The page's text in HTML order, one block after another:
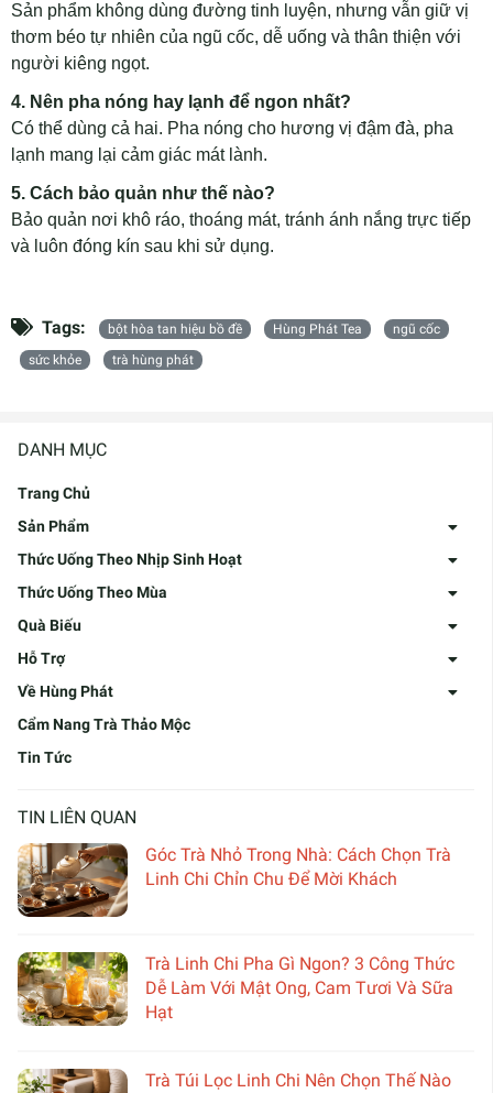
DANH MỤC
Trang Chủ
Sản Phẩm
Thức Uống Theo Nhịp Sinh Hoạt
Thức Uống Theo Mùa
Quà Biếu
Hỗ Trợ
Về Hùng Phát
Cẩm Nang Trà Thảo Mộc
Tin Tức
TIN LIÊN QUAN
Góc Trà Nhỏ Trong Nhà: Cách Chọn Trà
Linh Chi Chỉn Chu Để Mời Khách
Trà Linh Chi Pha Gì Ngon? 3 Công Thức
Dễ Làm Với Mật Ong, Cam Tươi Và Sữa
Hạt
Trà Túi Lọc Linh Chi Nên Chọn Thế Nào
Sản phẩm không dùng đường tinh luyện, nhưng vẫn giữ vị
thơm béo tự nhiên của ngũ cốc, dễ uống và thân thiện với
người kiêng ngọt.
4. Nên pha nóng hay lạnh để ngon nhất?
Có thể dùng cả hai. Pha nóng cho hương vị đậm đà, pha
lạnh mang lại cảm giác mát lành.
5. Cách bảo quản như thế nào?
Bảo quản nơi khô ráo, thoáng mát, tránh ánh nắng trực tiếp
và luôn đóng kín sau khi sử dụng.
Tags: bột hòa tan hiệu bồ đề Hùng Phát Tea
ngũ cốc
sức khỏe
trà hùng phát